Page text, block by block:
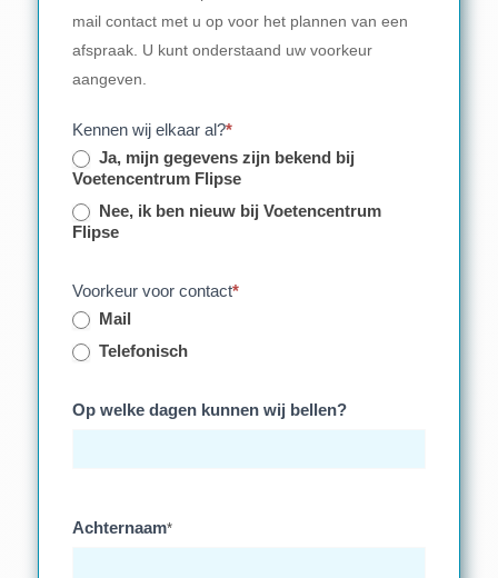
mail contact met u op voor het plannen van een
afspraak. U kunt onderstaand uw voorkeur
aangeven.
Kennen wij elkaar al?*
Ja, mijn gegevens zijn bekend bij
Voetencentrum Flipse
Nee, ik ben nieuw bij Voetencentrum
Flipse
Voorkeur voor contact*
Mail
Telefonisch
Op welke dagen kunnen wij bellen?
Achternaam*